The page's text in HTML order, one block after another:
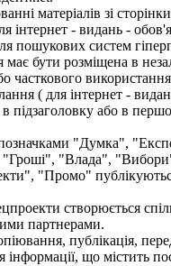
матеріалів зі
інтернет - видань -
пошукових систем
бути розміщена в
часткового використання
( для інтернет -
підзаголовку або в
"Думка",
"Гроші", "Влада",
"Промо"
створюється
партнерами.
публікація,
що містить